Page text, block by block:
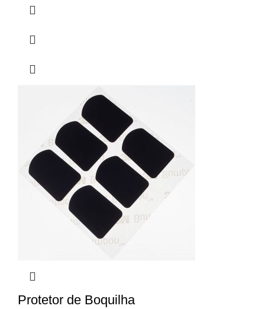
Protetor de Boquilha